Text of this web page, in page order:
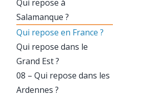
Qui repose à
Salamanque ?
Qui repose en France ?
Qui repose dans le
Grand Est ?
08 – Qui repose dans les
Ardennes ?